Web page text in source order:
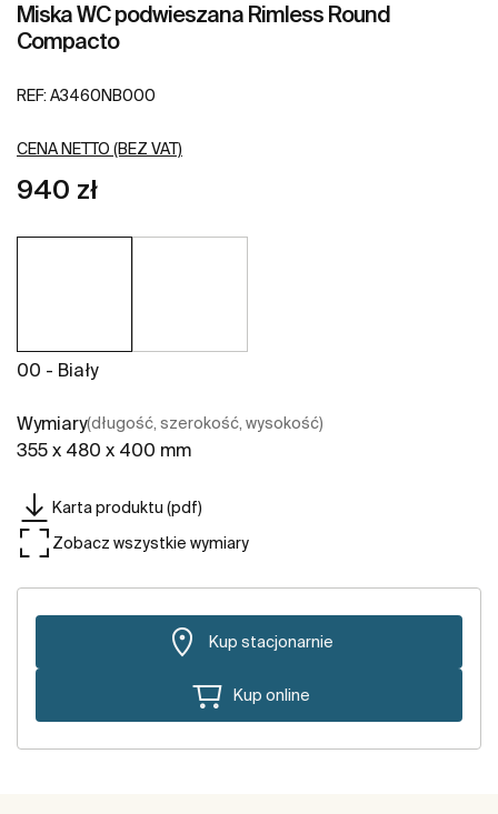
Miska WC podwieszana Rimless Round
Compacto
REF: A3460NB000
CENA NETTO (BEZ VAT)
940 zł
00 - Biały
Wymiary(długość, szerokość, wysokość)
355 x 480 x 400 mm
Karta produktu (pdf)
Zobacz wszystkie wymiary
Kup stacjonarnie
Kup online